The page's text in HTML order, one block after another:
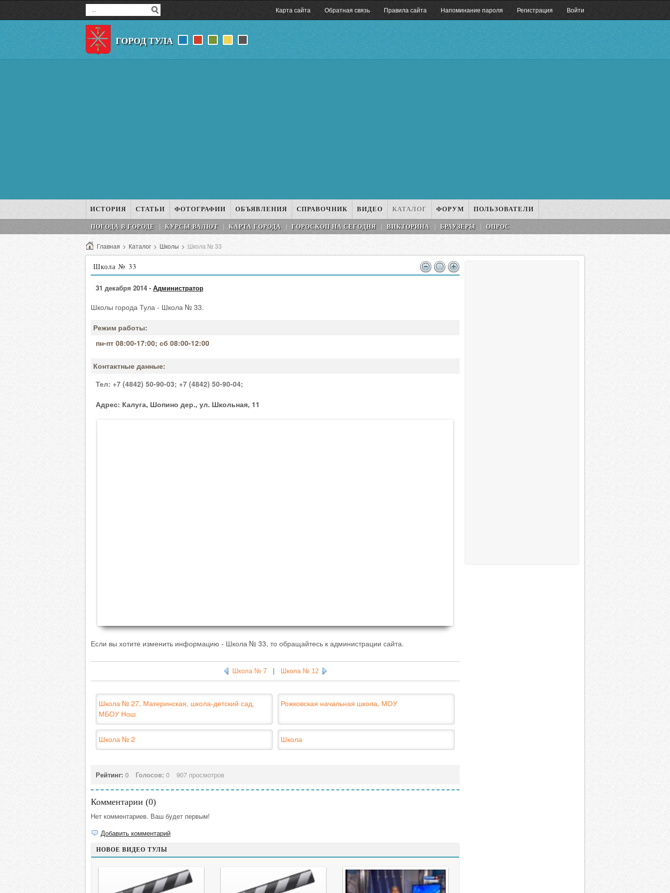
Карта сайта Обратная связь Правила сайта Напоминание пароля Регистрация Войти
ГОРОД ТУЛА
ИСТОРИЯ СТАТЬИ ФОТОГРАФИИ ОБЪЯВЛЕНИЯ СПРАВОЧНИК ВИДЕО КАТАЛОГ ФОРУМ ПОЛЬЗОВАТЕЛИ
ПОГОДА В ГОРОДЕ КУРСЫ ВАЛЮТ КАРТА ГОРОДА ГОРОСКОП НA СEГОДНЯ ВИКТОРИНА БРАУЗЕРЫ ОПРОС
Главная > Каталог > Школы > Школа № 33
Школа № 33
31 декабря 2014 - Администратор
Школы города Тула - Школа № 33.
Режим работы:
пн-пт 08:00-17:00; сб 08:00-12:00
Контактные данные:
Тел: +7 (4842) 50-90-03; +7 (4842) 50-90-04;
Адрес: Калуга, Шопино дер., ул. Школьная, 11
Если вы хотите изменить информацию - Школа № 33, то обращайтесь к администрации сайта.
Школа № 7| Школа № 12
Школа № 27, Материнская, школа-детский сад,
МБОУ Нош
Рожковская начальная школа, МОУ
Школа № 2 Школа
Рейтинг: 0 Голосов: 0 907 просмотров
Комментарии (0)
Нет комментариев. Ваш будет первым!
Добавить комментарий
НОВОЕ ВИДЕО ТУЛЫ